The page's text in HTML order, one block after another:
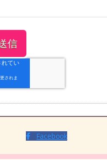
Facebook